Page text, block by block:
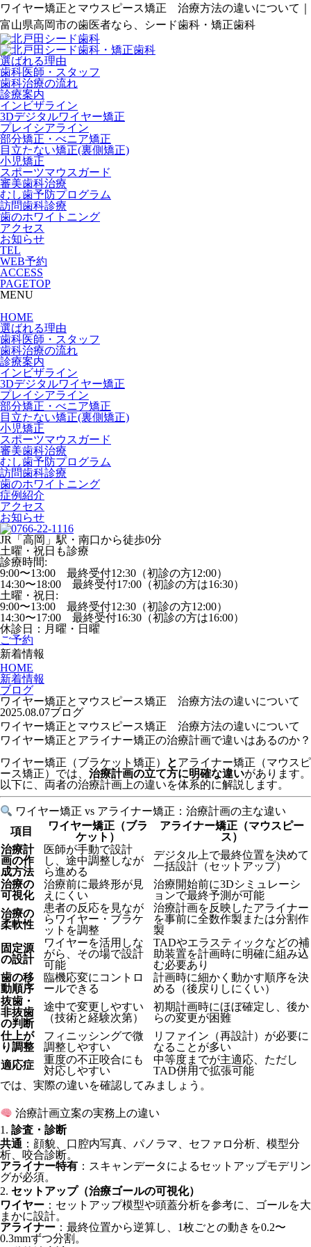
ワイヤー矯正とマウスピース矯正 治療方法の違いについて｜
富山県高岡市の歯医者なら、シード歯科・矯正歯科
選ばれる理由
歯科医師・スタッフ
歯科治療の流れ
診療案内
インビザライン
3Dデジタルワイヤー矯正
プレイシアライン
部分矯正・べニア矯正
目立たない矯正(裏側矯正)
小児矯正
スポーツマウスガード
審美歯科治療
むし歯予防プログラム
訪問歯科診療
歯のホワイトニング
アクセス
お知らせ
TEL
WEB予約
ACCESS
PAGETOP
MENU
HOME
選ばれる理由
歯科医師・スタッフ
歯科治療の流れ
診療案内
インビザライン
3Dデジタルワイヤー矯正
プレイシアライン
部分矯正・べニア矯正
目立たない矯正(裏側矯正)
小児矯正
スポーツマウスガード
審美歯科治療
むし歯予防プログラム
訪問歯科診療
歯のホワイトニング
症例紹介
アクセス
お知らせ
JR「高岡」駅・南口から徒歩0分
土曜・祝日も診療
診療時間:
9:00〜13:00 最終受付12:30（初診の方12:00）
14:30〜18:00 最終受付17:00（初診の方は16:30）
土曜・祝日:
9:00〜13:00 最終受付12:30（初診の方12:00）
14:30〜17:00 最終受付16:30（初診の方は16:00）
休診日：月曜・日曜
ご予約
新着情報
HOME
新着情報
ブログ
ワイヤー矯正とマウスピース矯正 治療方法の違いについて
2025.08.07ブログ
ワイヤー矯正とマウスピース矯正 治療方法の違いについて
ワイヤー矯正とアライナー矯正の治療計画で違いはあるのか？
ワイヤー矯正（ブラケット矯正）
とアライナー矯正（マウスピ
ース矯正）では、 治療計画の立て方に明確な違いがあります。
以下に、両者の治療計画上の違いを体系的に解説します。
ワイヤー矯正 vs アライナー矯正：治療計画の主な違い
項目
ワイヤー矯正（ブラ
ケット）
アライナー矯正（マウスピー
ス）
治療計
画の作
成方法
医師が手動で設計
し、途中調整しなが
ら進める
デジタル上で最終位置を決めて
一括設計（セットアップ）
治療の
可視化
治療前に最終形が見
えにくい
治療開始前に3Dシミュレーシ
ョンで最終予測が可能
治療の
柔軟性
患者の反応を見なが
らワイヤー・ブラケ
ットを調整
治療計画を反映したアライナー
を事前に全数作製または分割作
製
固定源
の設計
ワイヤーを活用しな
がら、その場で設計
可能
TADやエラスティックなどの補
助装置を計画時に明確に組み込
む必要あり
歯の移
動順序
臨機応変にコントロ
ールできる
計画時に細かく動かす順序を決
める（後戻りしにくい）
抜歯・
非抜歯
の判断
途中で変更しやすい
（技術と経験次第）
初期計画時にほぼ確定し、後か
らの変更が困難
仕上が
り調整
フィニッシングで微
調整しやすい
リファイン（再設計）が必要に
なることが多い
適応症
重度の不正咬合にも
対応しやすい
中等度までが主適応、ただし
TAD併用で拡張可能
では、実際の違いを確認してみましょう。
治療計画立案の実務上の違い
1. 診査・診断
共通 ：顔貌、口腔内写真、パノラマ、セファロ分析、模型分
析、咬合診断。
アライナー特有 ：スキャンデータによるセットアップモデリン
グが必須。
2. セットアップ（治療ゴールの可視化）
ワイヤー ：セットアップ模型や頭蓋分析を参考に、ゴールを大
まかに設計。
アライナー ：最終位置から逆算し、1枚ごとの動きを0.2〜
0.3mmずつ分割。